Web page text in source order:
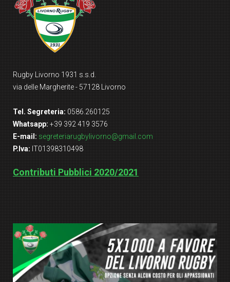
Rugby Livorno 1931 s.s.d.
via delle Margherite - 57128 Livorno
Tel. Segreteria: 0586.260125
Whatsapp: +39 392 419 3576
E-mail: segreteriarugbylivorno@gmail.com
P.Iva: IT01398310498
Contributi Pubblici 2020/2021